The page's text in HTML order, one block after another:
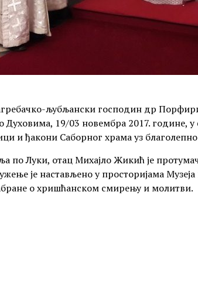
љубљански господин др
Духовима, 19/03 новембра 2017.
и ђакони Саборног храма уз
по Луки, отац Михајло Жикић је
је настављено у просторијама
о хришћанском смирењу и молитви.